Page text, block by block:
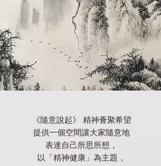
《隨意說起》 精神薈聚希望
提供一個空間讓大家隨意地
表達自己所思所想，
以「精神健康」為主題，